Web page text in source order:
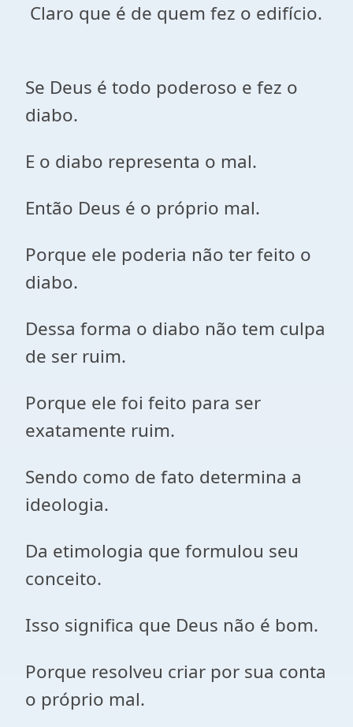
Claro que é de quem fez o edifício.
Se Deus é todo poderoso e fez o
diabo.
E o diabo representa o mal.
Então Deus é o próprio mal.
Porque ele poderia não ter feito o
diabo.
Dessa forma o diabo não tem culpa
de ser ruim.
Porque ele foi feito para ser
exatamente ruim.
Sendo como de fato determina a
ideologia.
Da etimologia que formulou seu
conceito.
Isso significa que Deus não é bom.
Porque resolveu criar por sua conta
o próprio mal.